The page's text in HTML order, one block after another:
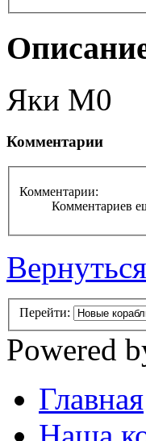
Яки М0
Комментарии
Комментарии:
Комментариев
Перейти:
Powered
Главная